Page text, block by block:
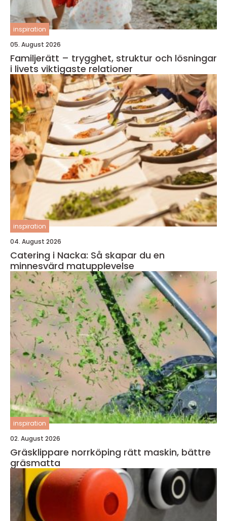
inspiration
05. August 2026
Familjerätt – trygghet, struktur och lösningar
i livets viktigaste relationer
inspiration
04. August 2026
Catering i Nacka: Så skapar du en
minnesvärd matupplevelse
inspiration
02. August 2026
Gräsklippare norrköping rätt maskin, bättre
gräsmatta